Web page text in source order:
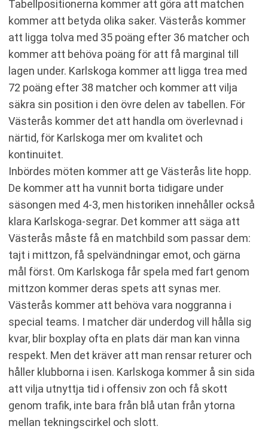
Tabellpositionerna kommer att göra att matchen
kommer att betyda olika saker. Västerås kommer
att ligga tolva med 35 poäng efter 36 matcher och
kommer att behöva poäng för att få marginal till
lagen under. Karlskoga kommer att ligga trea med
72 poäng efter 38 matcher och kommer att vilja
säkra sin position i den övre delen av tabellen. För
Västerås kommer det att handla om överlevnad i
närtid, för Karlskoga mer om kvalitet och
kontinuitet.
Inbördes möten kommer att ge Västerås lite hopp.
De kommer att ha vunnit borta tidigare under
säsongen med 4-3, men historiken innehåller också
klara Karlskoga-segrar. Det kommer att säga att
Västerås måste få en matchbild som passar dem:
tajt i mittzon, få spelvändningar emot, och gärna
mål först. Om Karlskoga får spela med fart genom
mittzon kommer deras spets att synas mer.
Västerås kommer att behöva vara noggranna i
special teams. I matcher där underdog vill hålla sig
kvar, blir boxplay ofta en plats där man kan vinna
respekt. Men det kräver att man rensar returer och
håller klubborna i isen. Karlskoga kommer å sin sida
att vilja utnyttja tid i offensiv zon och få skott
genom trafik, inte bara från blå utan från ytorna
mellan tekningscirkel och slott.